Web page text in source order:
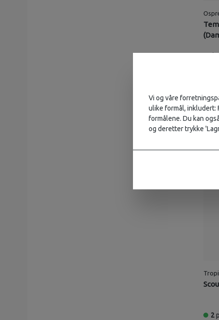
1
2
Vi og våre
ulike formål, inkludert:
formålene. Du kan
og deretter trykke